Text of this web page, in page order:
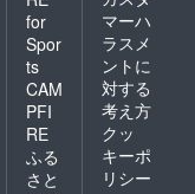
for
Spor
ts
CAM
PFI
RE
ふる
さと
マーハ
ラスメ
ントに
対する
考え方
クッ
キーポ
リシー